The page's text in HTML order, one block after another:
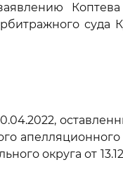
суда
апелляционного
округа от